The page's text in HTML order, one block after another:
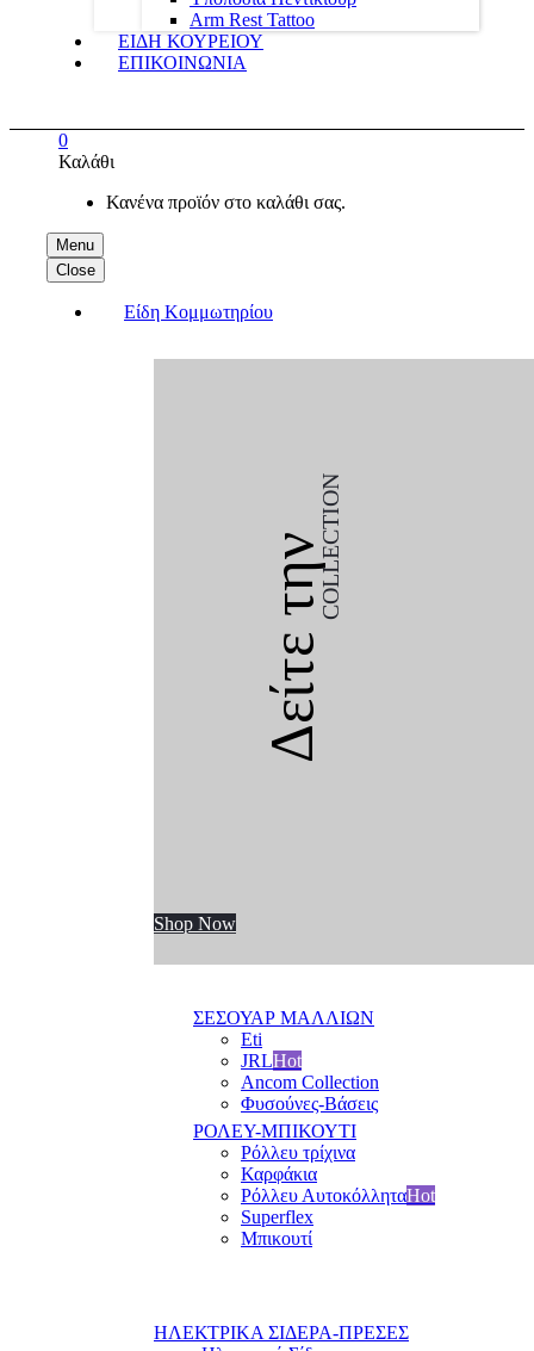
Arm Rest Tattoo
ΕΙΔΗ ΚΟΥΡΕΙΟΥ
ΕΠΙΚΟΙΝΩΝΙΑ
Menu
Close
Είδη Κομμωτηρίου
Δείτε τηνCOLLECTION
Shop Now
ΣΕΣΟΥΑΡ ΜΑΛΛΙΩΝ
Eti
JRLHot
Ancom Collection
Φυσούνες-Βάσεις
ΡΟΛΕΥ-ΜΠΙΚΟΥΤΙ
Ρόλλευ τρίχινα
Καρφάκια
Ρόλλευ ΑυτοκόλληταHot
Superflex
Μπικουτί
ΗΛΕΚΤΡΙΚΑ ΣΙΔΕΡΑ-ΠΡΕΣΕΣ
0
Καλάθι
Κανένα προϊόν στο καλάθι σας.